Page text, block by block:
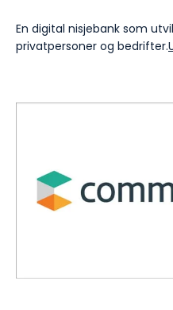
En digital nisjebank som
privatpersoner og bedrifter.